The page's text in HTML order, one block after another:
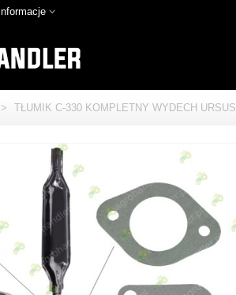
Informacje
> TŁUMIK C-330 KOMPLETNY WYDECH